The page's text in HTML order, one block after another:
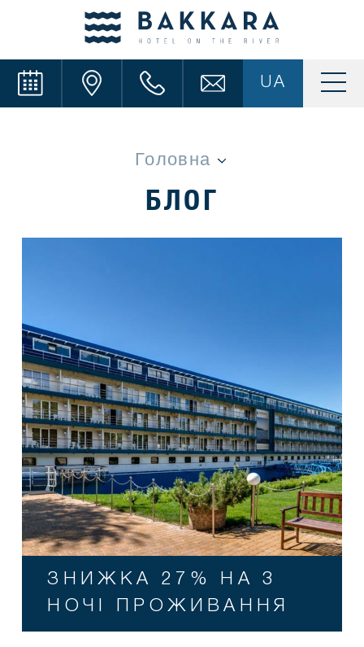
UA
БЛОГ
ЗНИЖКА 27% НА 3
НОЧІ ПРОЖИВАННЯ